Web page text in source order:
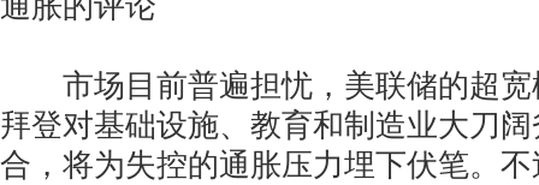
通胀的评论
市场目前普遍担忧，美联储的超宽
拜登对基础设施、教育和制造业大刀
合，将为失控的通胀压力埋下伏笔。